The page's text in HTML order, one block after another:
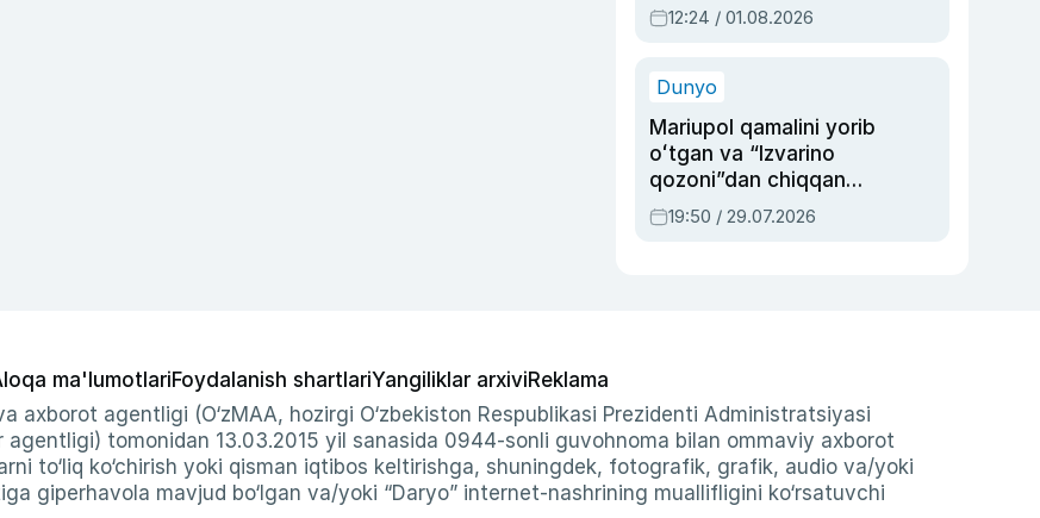
Oripovni siyosiy
ayblovlardan asrab
12:24 / 01.08.2026
Dunyo
Mariupol qamalini yorib
oʻtgan va “Izvarino
qozoni”dan chiqqan
qahramon — Ukraina
armiyasi bosh
19:50 / 29.07.2026
ma'lumotlariFoydalanish shartlariYangiliklar arxiviReklama
axborot agentligi (O‘zMAA, hozirgi O‘zbekiston Respublikasi Prezidenti Administratsiyasi
tomonidan 13.03.2015 yil sanasida 0944-sonli guvohnoma bilan ommaviy axborot
to‘liq ko‘chirish yoki qisman iqtibos keltirishga, shuningdek, fotografik, grafik, audio va/yoki
giperhavola mavjud bo‘lgan va/yoki “Daryo” internet-nashrining muallifligini ko‘rsatuvchi